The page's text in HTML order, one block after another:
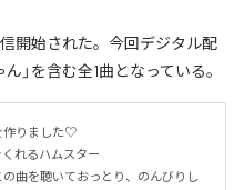
開始された。今回デジタル配
」を含む全1曲となっている。
作りました♡
れるハムスター
曲を聴いておっとり、のんびりし